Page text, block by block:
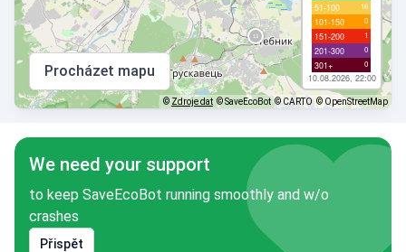
51-100 16
101-150 0
151-200 1
201-300 0
301+ 0
10.08.2026, 22:00
Procházet mapu
© Zdroje dat © SaveEcoBot © CARTO © OpenStreetMap
We need your support
to keep SaveEcoBot running smoothly and w/o
crashes
Přispět